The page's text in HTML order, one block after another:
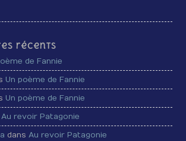
récents
de Fannie
Un poème de Fannie
Un poème de Fannie
Au revoir Patagonie
dansAu revoir Patagonie